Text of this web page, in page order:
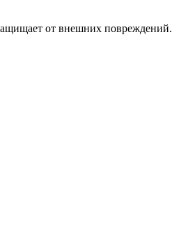
от внешних повреждений.